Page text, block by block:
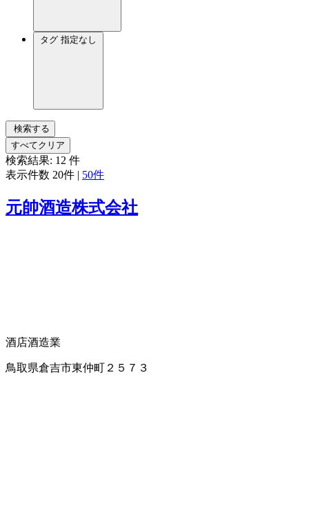
タグ 指定なし
検索する
すべてクリア
検索結果: 12 件
表示件数 20件 | 50件
元帥酒造株式会社
酒店酒造業
鳥取県倉吉市東仲町２５７３